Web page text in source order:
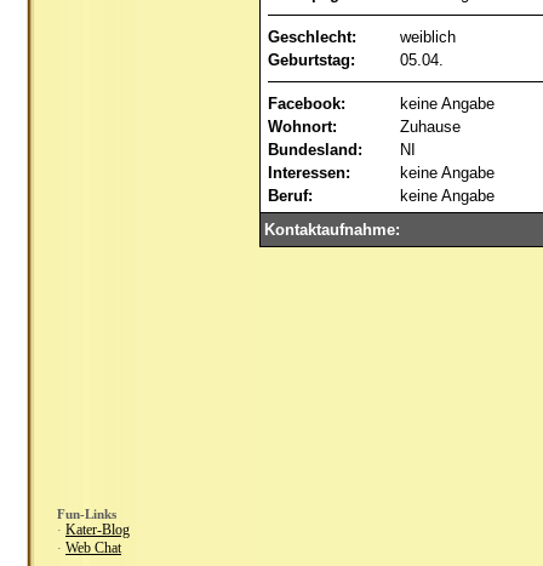
Fun-Links
· Kater-Blog
· Web Chat
Geschlecht:
weiblich
Geburtstag:
05.04.
Facebook:
keine Angabe
Wohnort:
Zuhause
Bundesland:
NI
Interessen:
keine Angabe
Beruf:
keine Angabe
Kontaktaufnahme: